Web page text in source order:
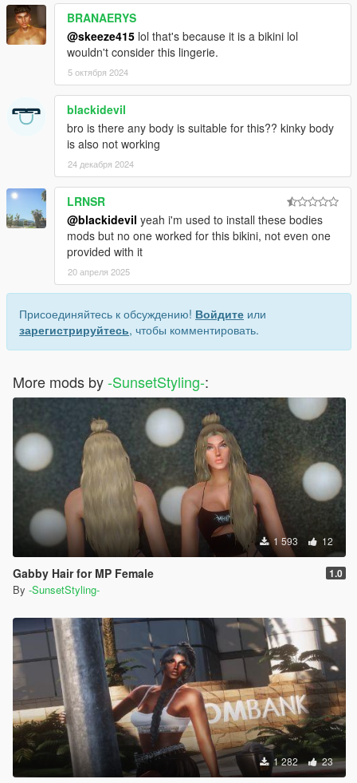
BRANAERYS
@skeeze415 lol that's because it is a bikini lol
wouldn't consider this lingerie.
5 октября 2024
blackidevil
bro is there any body is suitable for this?? kinky body
is also not working
24 декабря 2024
LRNSR
@blackidevil yeah i'm used to install these bodies
mods but no one worked for this bikini, not even one
provided with it
20 апреля 2025
Присоединяйтесь к обсуждению! Войдите или
зарегистрируйтесь, чтобы комментировать.
More mods by-SunsetStyling-:
1 593 12
Gabby Hair for MP Female 1.0
By -SunsetStyling-
1 282 23